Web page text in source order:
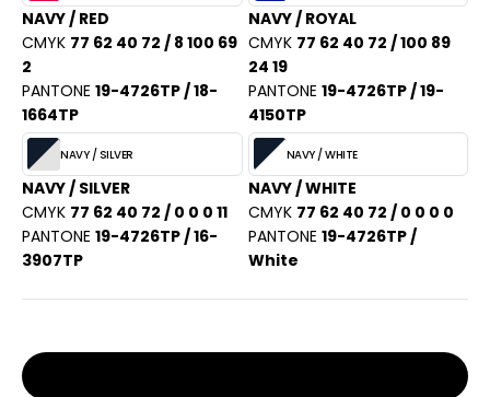
NAVY / RED
CMYK 77 62 40 72 / 8 100 69
2
PANTONE 19-4726TP / 18-
1664TP
NAVY / ROYAL
CMYK 77 62 40 72 / 100 89
24 19
PANTONE 19-4726TP / 19-
4150TP
NAVY / SILVER
NAVY / SILVER
CMYK 77 62 40 72 / 0 0 0 11
PANTONE 19-4726TP / 16-
3907TP
NAVY / WHITE
NAVY / WHITE
CMYK 77 62 40 72 / 0 0 0 0
PANTONE 19-4726TP /
White